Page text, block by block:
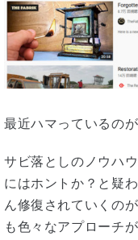
最近ハマっているの
サビ落としのノウハ
にはホントか？と疑
ん修復されていくの
も色々なアプローチ